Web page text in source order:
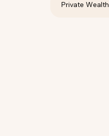
Private Wealth